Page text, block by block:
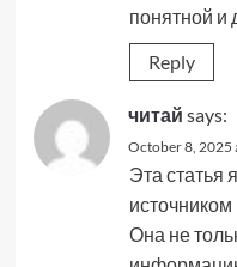
понятной и
Reply
читай says:
October 8, 2025
Эта статья
Она не